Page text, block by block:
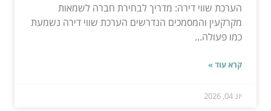
הערכת שווי דירה: מדריך לבחירת חברה לשמאות
מקרקעין והמסמכים הנדרשים הערכת שווי דירה נשמעת
כמו פעולה...
קרא עוד »
יונ 04, 2026